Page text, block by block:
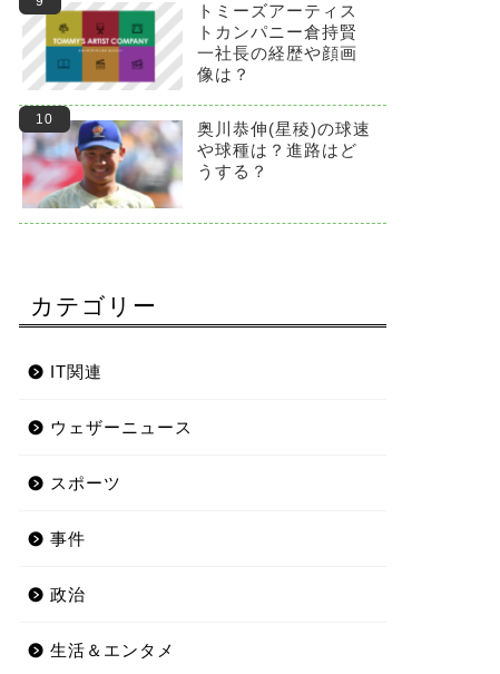
トミーズアーティス
トカンパニー倉持賢
一社長の経歴や顔画
像は？
奥川恭伸(星稜)の球速
や球種は？進路はど
うする？
カテゴリー
IT関連
ウェザーニュース
スポーツ
事件
政治
生活＆エンタメ